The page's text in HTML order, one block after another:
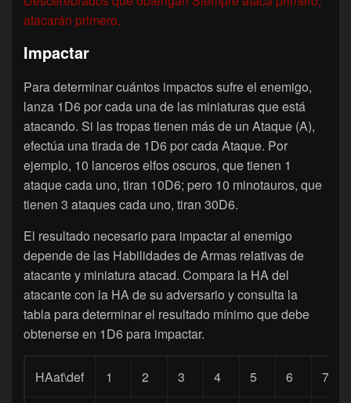
atacarán primero.
Impactar
Para determinar cuántos impactos sufre el enemigo,
lanza 1D6 por cada una de las miniaturas que está
atacando. Si las tropas tienen más de un Ataque (A),
efectúa una tirada de 1D6 por cada Ataque. Por
ejemplo, 10 lanceros elfos oscuros, que tienen 1
ataque cada uno, tiran 10D6; pero 10 minotauros, que
tienen 3 ataques cada uno, tiran 30D6.
El resultado necesario para impactar al enemigo
depende de las Habilidades de Armas relativas de
atacante y miniatura atacad. Compara la HA del
atacante con la HA de su adversario y consulta la
tabla para determinar el resultado mínimo que debe
obtenerse en 1D6 para impactar.
HAat\def 1 2 3 4 5 6 7